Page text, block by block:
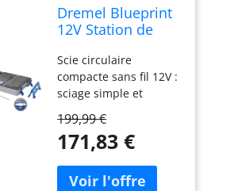
s'adapter aux espaces
restreints tels que les
placards, les garages
ou sous des meubles.
Coupez dans
différents matériaux :
réalisez rapidement
différents types de
coupes dans différents
matériaux comme le
bois, le stratifié, le
métal non ferreux et le
Dremel Blueprint
12V Station de
avec 1x Scie
compacte sans fil
12V, 1x Station de
sciage, 1x lame
multi-matériaux,
1x guide de
coupe, 2x Serre-
joints
Scie circulaire
compacte sans fil 12V :
sciage simple et
12V sans charbon ;
pour plus de
moins d'entretien et
199,99 €
171,83 €